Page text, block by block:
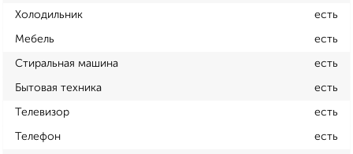
Холодильник есть
Мебель есть
Стиральная машина есть
Бытовая техника есть
Телевизор есть
Телефон есть